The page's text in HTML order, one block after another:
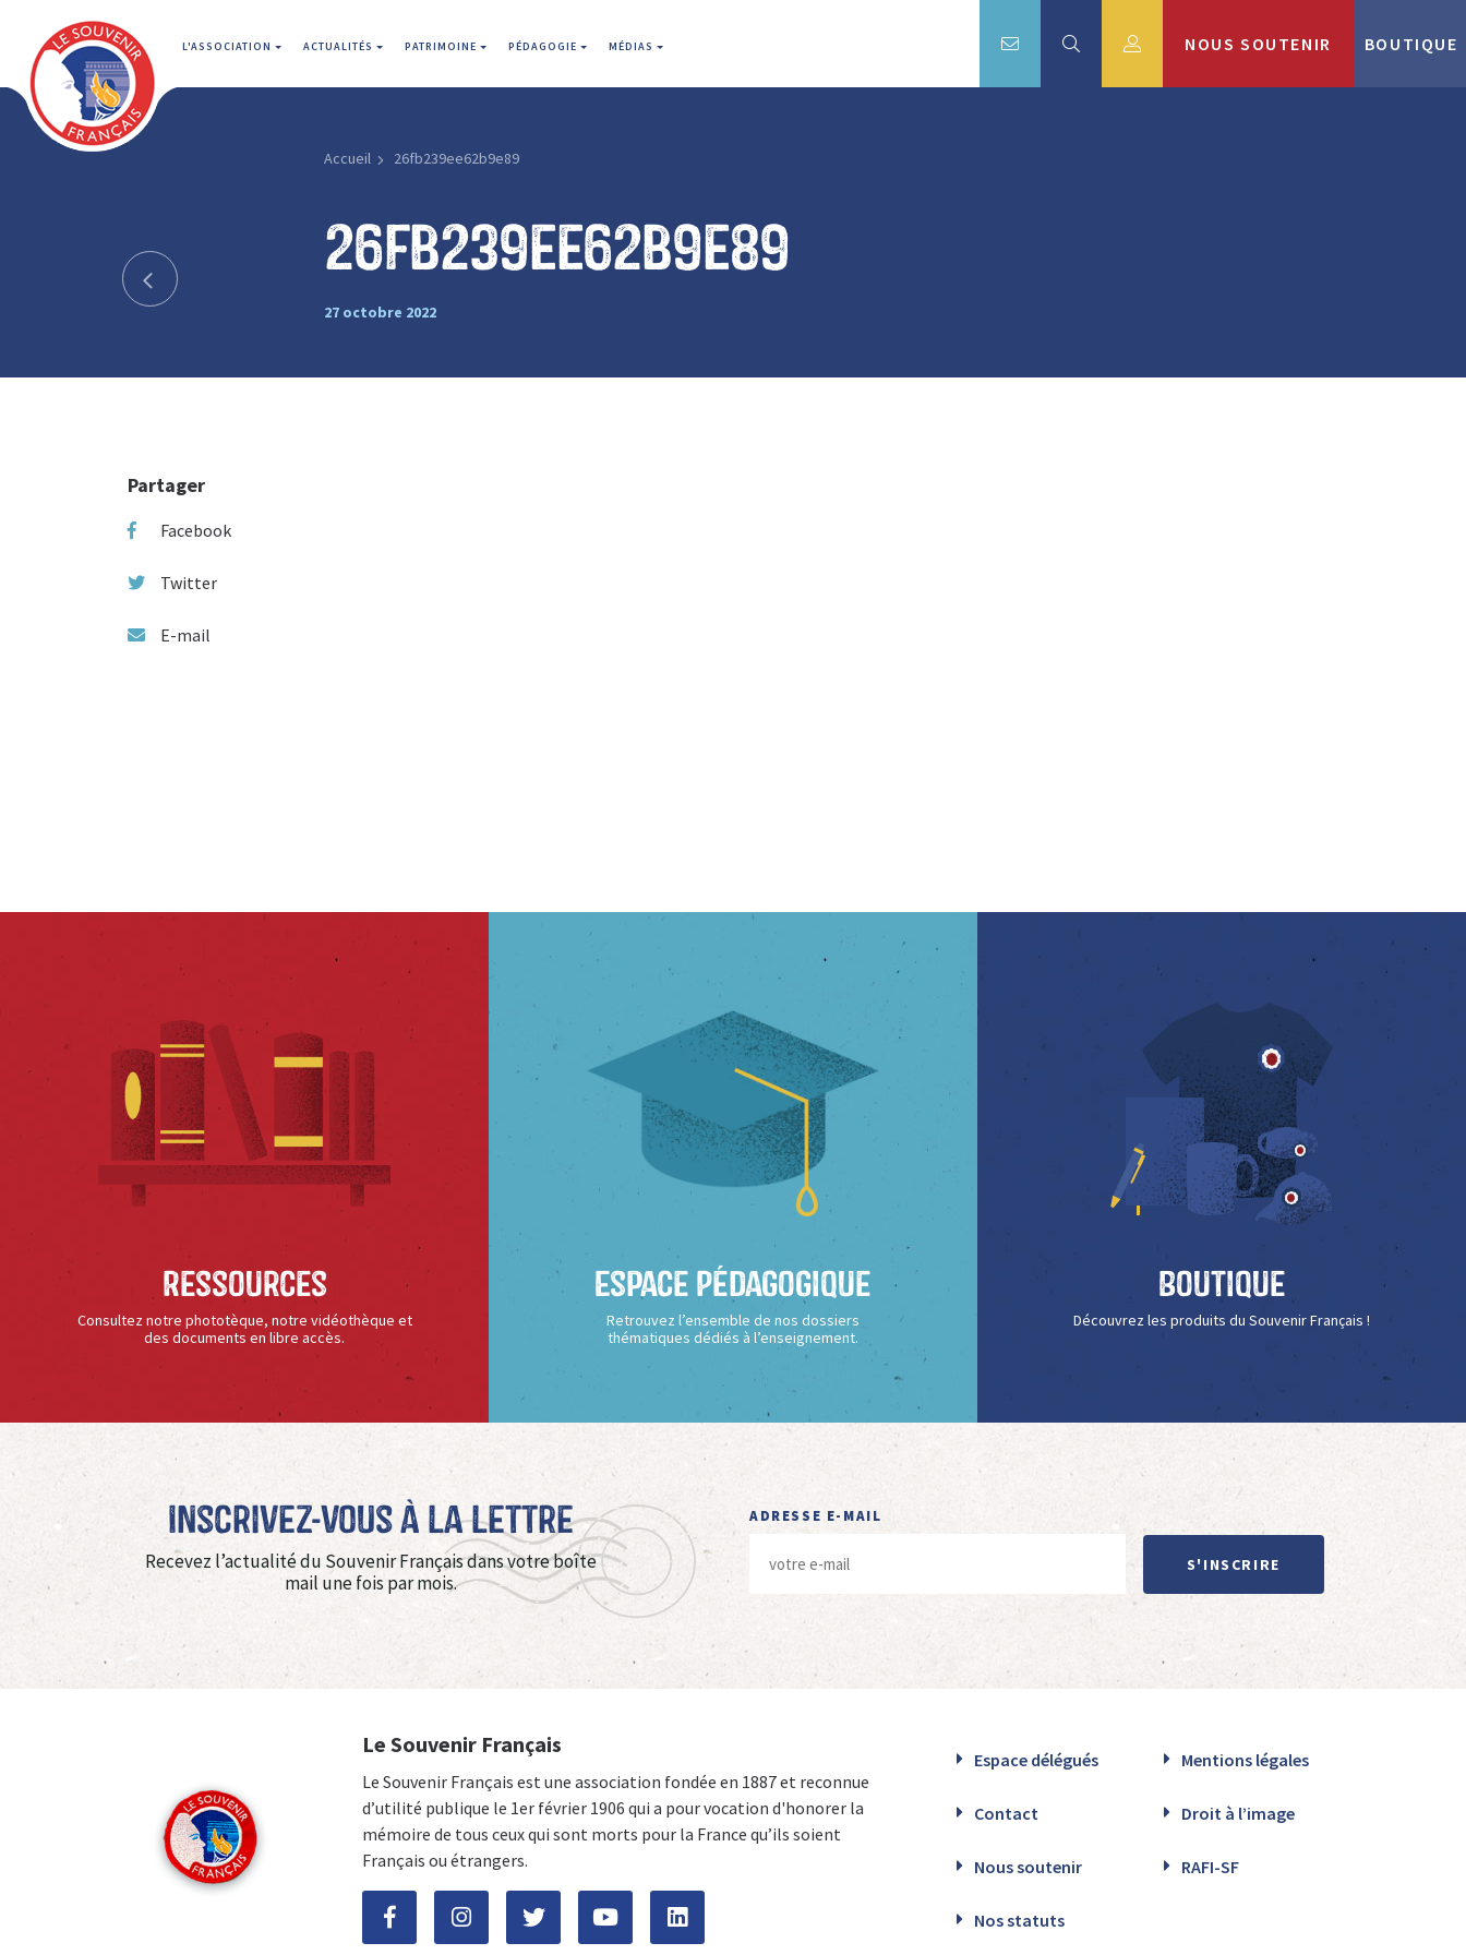
L'ASSOCIATION ACTUALITÉS PATRIMOINE PÉDAGOGIE MÉDIAS NOUS SOUTENIR BOUTIQUE
Accueil 26fb239ee62b9e89
26fb239ee62b9e89
27 octobre 2022
Partager
Facebook
Twitter
E-mail
Ressources
Consultez notre phototèque, notre vidéothèque et
des documents en libre accès.
Espace Pédagogique
Retrouvez l’ensemble de nos dossiers
thématiques dédiés à l’enseignement.
Boutique
Découvrez les produits du Souvenir Français !
Inscrivez-vous à La Lettre
Recevez l’actualité du Souvenir Français dans votre boîte
mail une fois par mois.
ADRESSE E-MAIL
S'INSCRIRE
Le Souvenir Français
Le Souvenir Français est une association fondée en 1887 et reconnue
d’utilité publique le 1er février 1906 qui a pour vocation d'honorer la
mémoire de tous ceux qui sont morts pour la France qu’ils soient
Français ou étrangers.
Espace délégués Mentions légales
Contact Droit à l’image
Nous soutenir RAFI-SF
Nos statuts